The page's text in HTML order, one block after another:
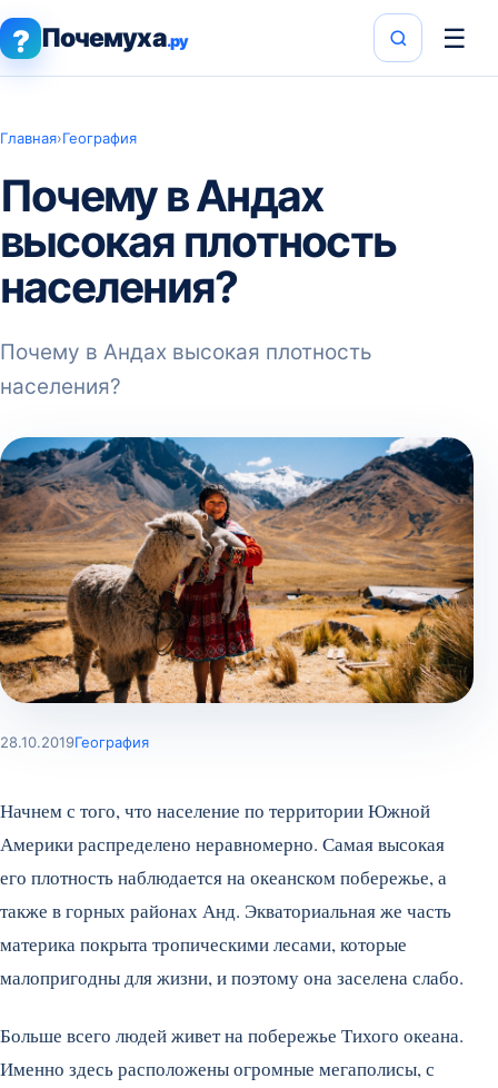
? Почемуха.ру ☰
Главная›География
Почему в Андах
высокая плотность
населения?
Почему в Андах высокая плотность
населения?
28.10.2019География
Начнем с того, что население по территории Южной
Америки распределено неравномерно. Самая высокая
его плотность наблюдается на океанском побережье, а
также в горных районах Анд. Экваториальная же часть
материка покрыта тропическими лесами, которые
малопригодны для жизни, и поэтому она заселена слабо.
Больше всего людей живет на побережье Тихого океана.
Именно здесь расположены огромные мегаполисы, с